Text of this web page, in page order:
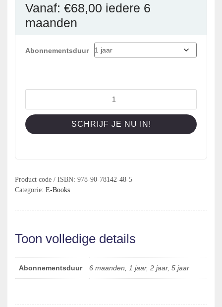
Vanaf: €68,00 iedere 6
maanden
Abonnementsduur
Book
aantal
SCHRIJF JE NU IN!
Product code / ISBN: 978-90-78142-48-5
Categorie: E-Books
Toon volledige details
Abonnementsduur 6 maanden, 1 jaar, 2 jaar, 5 jaar